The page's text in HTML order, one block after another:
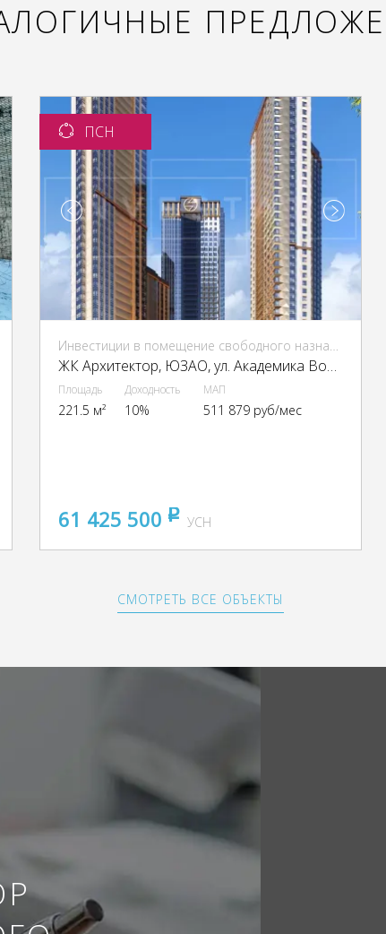
ПСН
Инвестиции в помещение свободного назначения (ПСН)
ЖК Архитектор, ЮЗАО, ул. Академика Волгина, 2А
Площадь
221.5 м²
Доходность
10%
МАП
511 879 руб/мес
61 425 500 pуб
УСН
СМОТРЕТЬ ВСЕ ОБЪЕКТЫ